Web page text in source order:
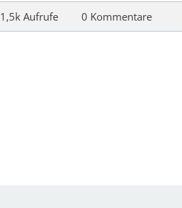
1,5k Aufrufe 0 Kommentare